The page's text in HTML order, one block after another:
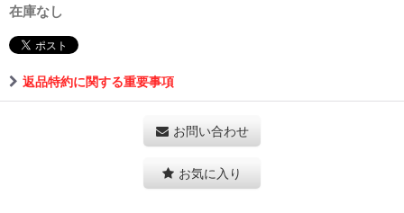
在庫なし
返品特約に関する重要事項
お問い合わせ
お気に入り